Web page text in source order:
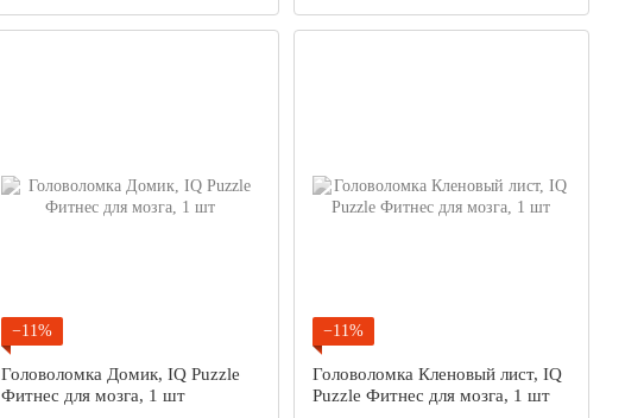
−11%
Головоломка Домик, IQ Puzzle
Фитнес для мозга, 1 шт
−11%
Головоломка Кленовый лист, IQ
Puzzle Фитнес для мозга, 1 шт